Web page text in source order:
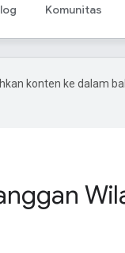
Komunitas
konten ke dalam